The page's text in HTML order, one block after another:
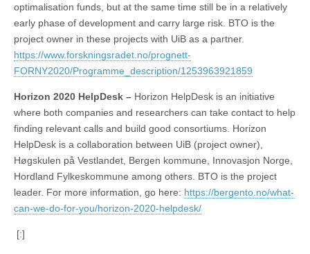
optimalisation funds, but at the same time still be in a relatively
early phase of development and carry large risk. BTO is the
project owner in these projects with UiB as a partner.
https://www.forskningsradet.no/prognett-
FORNY2020/Programme_description/1253963921859
Horizon 2020 HelpDesk – Horizon HelpDesk is an initiative
where both companies and researchers can take contact to help
finding relevant calls and build good consortiums. Horizon
HelpDesk is a collaboration between UiB (project owner),
Høgskulen på Vestlandet, Bergen kommune, Innovasjon Norge,
Hordland Fylkeskommune among others. BTO is the project
leader. For more information, go here: https://bergento.no/what-
can-we-do-for-you/horizon-2020-helpdesk/
[:]